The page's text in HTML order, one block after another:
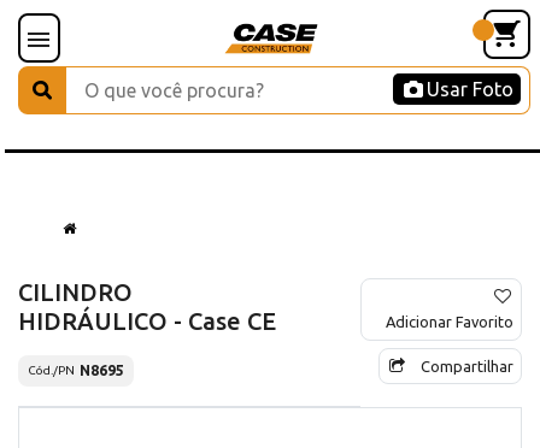
Usar Foto
CILINDRO
HIDRÁULICO - Case CE
Cód./PN N8695
Adicionar Favorito
Compartilhar